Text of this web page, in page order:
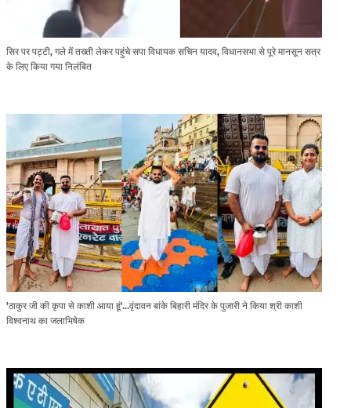
सिर पर पट्टी, गले में तख्ती लेकर पहुंचे सपा विधायक सचिन यादव, विधानसभा से पूरे मानसून सत्र
के लिए किया गया निलंबित
'ठाकुर जी की कृपा से काशी आया हूं'...वृंदावन बांके बिहारी मंदिर के पुजारी ने किया श्री काशी
विश्वनाथ का जलाभिषेक